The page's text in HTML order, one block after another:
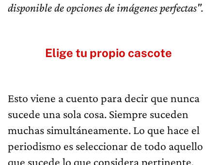
disponible de opciones de imágenes perfectas".
Elige tu propio cascote
Esto viene a cuento para decir que nunca
sucede una sola cosa. Siempre suceden
muchas simultáneamente. Lo que hace el
periodismo es seleccionar de todo aquello
que sucede lo que considera pertinente.